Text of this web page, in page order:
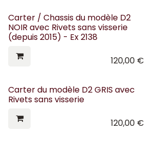
Carter / Chassis du modèle D2
NOIR avec Rivets sans visserie
(depuis 2015) - Ex 2138
120,00€
Carter du modèle D2 GRIS avec
Rivets sans visserie
120,00€